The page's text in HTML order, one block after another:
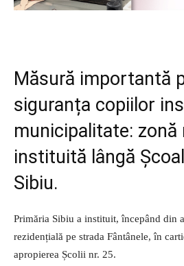
Măsură importantă
siguranța copiilor
municipalitate: zonă
instituită lângă
Sibiu.
Primăria Sibiu a instituit, începând din
rezidențială pe strada Fântânele, în
apropierea Școlii nr. 25.